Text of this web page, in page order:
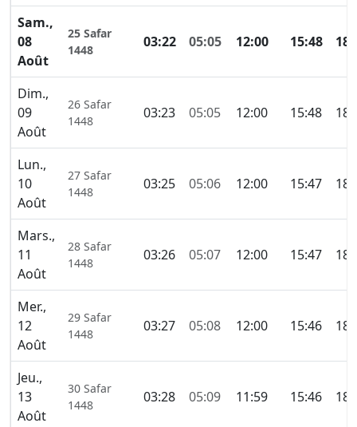
Sam.,
08
Août
25 Safar
1448
03:22 05:05 12:00 15:48
Dim.,
09
Août
26 Safar
1448
03:23 05:05 12:00 15:48
Lun.,
10
Août
27 Safar
1448
03:25 05:06 12:00 15:47
Mars.,
11
Août
28 Safar
1448
03:26 05:07 12:00 15:47
Mer.,
12
Août
29 Safar
1448
03:27 05:08 12:00 15:46
Jeu.,
13
Août
30 Safar
1448
03:28 05:09 11:59 15:46